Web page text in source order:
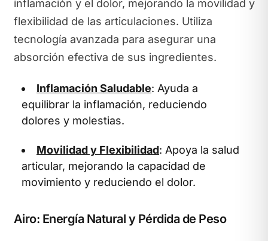
inflamación y el dolor, mejorando la movilidad y
flexibilidad de las articulaciones. Utiliza
tecnología avanzada para asegurar una
absorción efectiva de sus ingredientes.
Inflamación Saludable: Ayuda a
equilibrar la inflamación, reduciendo
dolores y molestias.
Movilidad y Flexibilidad: Apoya la salud
articular, mejorando la capacidad de
movimiento y reduciendo el dolor.
Airo: Energía Natural y Pérdida de Peso